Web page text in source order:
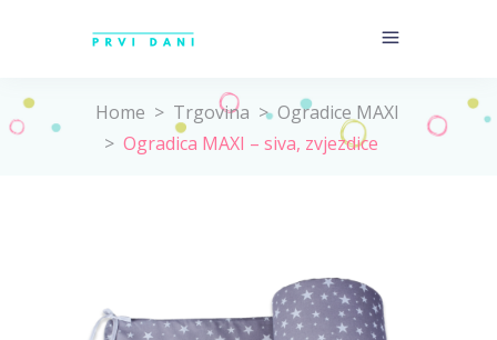
Home > Trgovina >Ogradice MAXI
> Ogradica MAXI – siva, zvjezdice